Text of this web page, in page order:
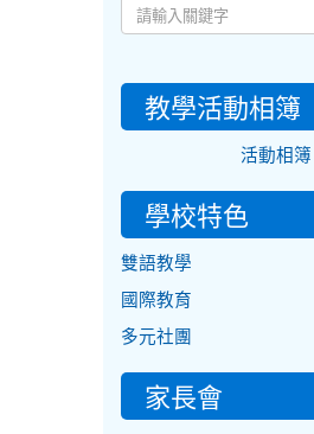
教學活動相簿
活動相簿
學校特色
雙語教學
國際教育
多元社團
家長會